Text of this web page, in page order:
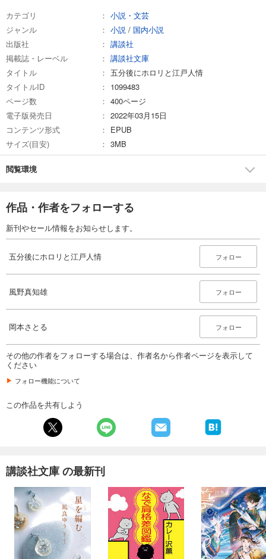
カテゴリ
小説・文芸
ジャンル
小説 / 国内小説
出版社
講談社
掲載誌・レーベル
講談社文庫
タイトル
五分後にホロリと江戸人情
タイトルID
1099483
ページ数
400ページ
電子版発売日
2022年03月15日
コンテンツ形式
EPUB
サイズ(目安)
3MB
閲覧環境
作品・作者をフォローする
新刊やセール情報をお知らせします。
五分後にホロリと江戸人情 フォロー
風野真知雄 フォロー
岡本さとる フォロー
その他の作者をフォローする場合は、作者名から作者ページを表示して
ください
フォロー機能について
この作品を共有しよう
講談社文庫 の最新刊